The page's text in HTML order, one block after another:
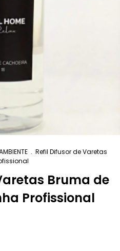
. Refil Difusor de Varetas
Bruma de
Profissional